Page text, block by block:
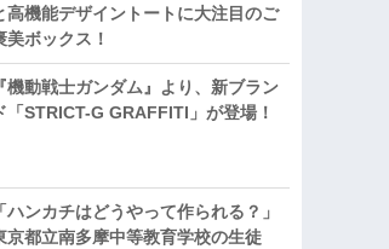
高機能デザイントートに大注目のご
美ボックス！
『機動戦士ガンダム』より、新ブラン
「STRICT-G GRAFFITI」が登場！
「ハンカチはどうやって作られる？」
京都立南多摩中等教育学校の生徒